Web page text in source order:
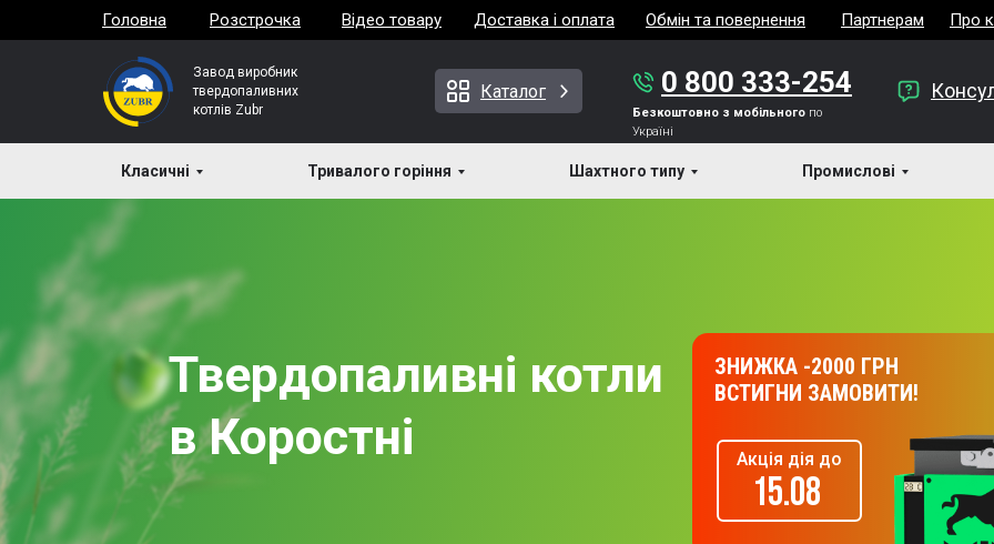
Розстрочка Відео товару Доставка і оплата Обмін та повернення Партнерам Про
Головна
Завод виробник
твердопаливних
котлів Zubr
Каталог 0 800 333-254
Безкоштовно з мобільного по
Україні
Класичні Тривалого горіння Шахтного типу Промислові
Твердопаливні котли
в Коростні
15.08
Акція дія до
ЗНИЖКА -2000 ГРН
ВСТИГНИ ЗАМОВИТИ!